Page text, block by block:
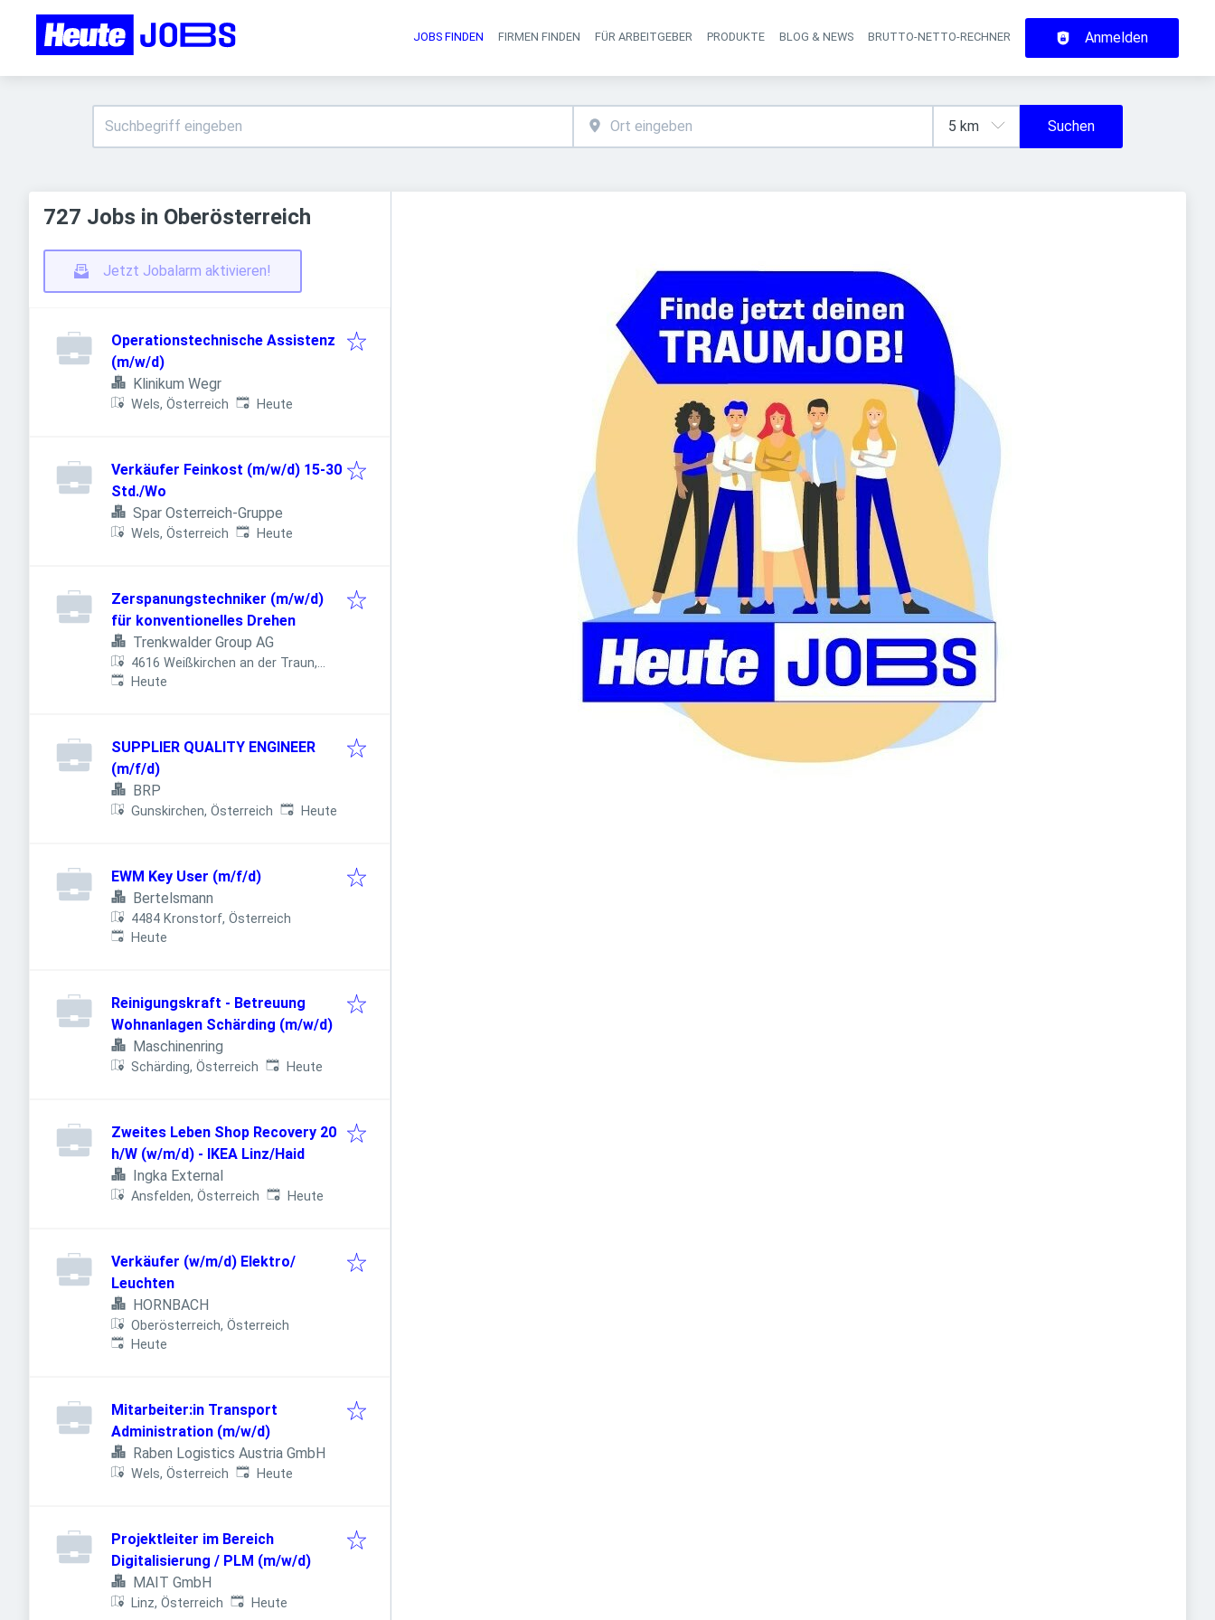
Haupt-Navigation
JOBS FINDEN FIRMEN FINDEN FÜR ARBEITGEBER PRODUKTE BLOG & NEWS BRUTTO-NETTO-RECHNER Anmelden
Suchen
727 Jobs in Oberösterreich
Jetzt Jobalarm aktivieren!
Operationstechnische Assistenz
(m/w/d)
Klinikum Wegr
Wels, Österreich Veröffentlicht
Heute
Verkäufer Feinkost (m/w/d) 15-30
Std./Wo
Spar Osterreich-Gruppe
Wels, Österreich Veröffentlicht
Heute
Zerspanungstechniker (m/w/d)
für konventionelles Drehen
Trenkwalder Group AG
4616 Weißkirchen an der Traun,
Österreich
Veröffentlicht
Heute
SUPPLIER QUALITY ENGINEER
(m/f/d)
BRP
Gunskirchen, Österreich Veröffentlicht
Heute
EWM Key User (m/f/d)
Bertelsmann
4484 Kronstorf, Österreich
Veröffentlicht
Heute
Reinigungskraft - Betreuung
Wohnanlagen Schärding (m/w/d)
Maschinenring
Schärding, Österreich Veröffentlicht
Heute
Zweites Leben Shop Recovery 20
h/W (w/m/d) - IKEA Linz/Haid
Ingka External
Ansfelden, Österreich Veröffentlicht
Heute
Verkäufer (w/m/d) Elektro/
Leuchten
HORNBACH
Oberösterreich, Österreich
Veröffentlicht
Heute
Mitarbeiter:in Transport
Administration (m/w/d)
Raben Logistics Austria GmbH
Wels, Österreich Veröffentlicht
Heute
Projektleiter im Bereich
Digitalisierung / PLM (m/w/d)
MAIT GmbH
Linz, Österreich Veröffentlicht
Heute